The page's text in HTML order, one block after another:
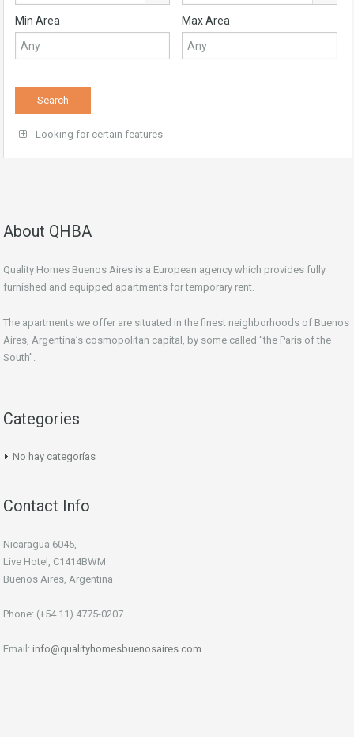
Min Area Max Area
Looking for certain features
About QHBA
Quality Homes Buenos Aires is a European agency which provides fully
furnished and equipped apartments for temporary rent.
The apartments we offer are situated in the finest neighborhoods of Buenos
Aires, Argentina’s cosmopolitan capital, by some called “the Paris of the
South”.
Categories
No hay categorías
Contact Info
Nicaragua 6045,
Live Hotel, C1414BWM
Buenos Aires, Argentina
Phone: (+54 11) 4775-0207
Email: info@qualityhomesbuenosaires.com